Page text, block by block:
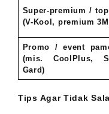
Super-premium /
(V-Kool, premium
Promo / event
(mis. CoolPlus,
Gard)
Tips Agar Tidak